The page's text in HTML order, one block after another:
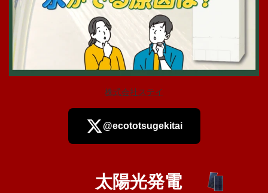
さらに読み込む
株式会社ステイ
@ecototsugekitai
太陽光発電